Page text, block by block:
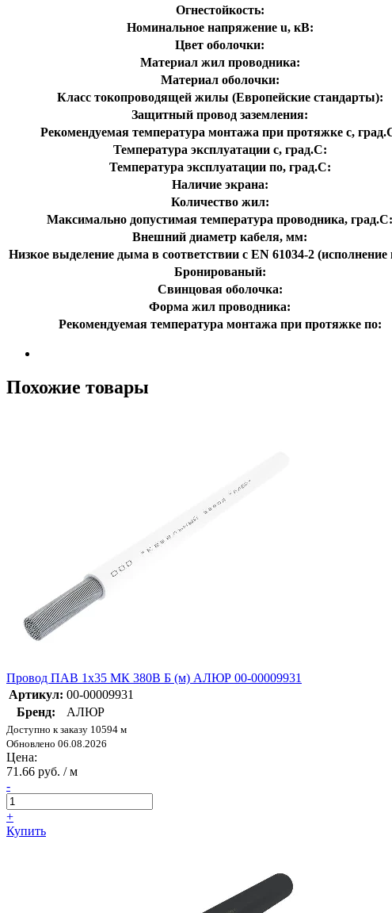
Огнестойкость:
Номинальное напряжение u, кВ:
Цвет оболочки:
Материал жил проводника:
Материал оболочки:
Класс токопроводящей жилы (Европейские стандарты):
Защитный провод заземления:
Рекомендуемая температура монтажа при протяжке с,
Температура эксплуатации с, град.C:
Температура эксплуатации по, град.C:
Наличие экрана:
Количество жил:
Максимально допустимая температура проводника, град.C:
Внешний диаметр кабеля, мм:
Низкое выделение дыма в соответствии с EN 61034-2 (исполнение
Бронированый:
Свинцовая оболочка:
Форма жил проводника:
Рекомендуемая температура монтажа при протяжке по:
Похожие товары
Провод ПАВ 1х35 МК 380В Б (м) АЛЮР 00-00009931
Артикул: 00-00009931
Бренд:
АЛЮР
Доступно к заказу 10594 м
Обновлено 06.08.2026
Цена:
71.66 руб. / м
-
+
Купить